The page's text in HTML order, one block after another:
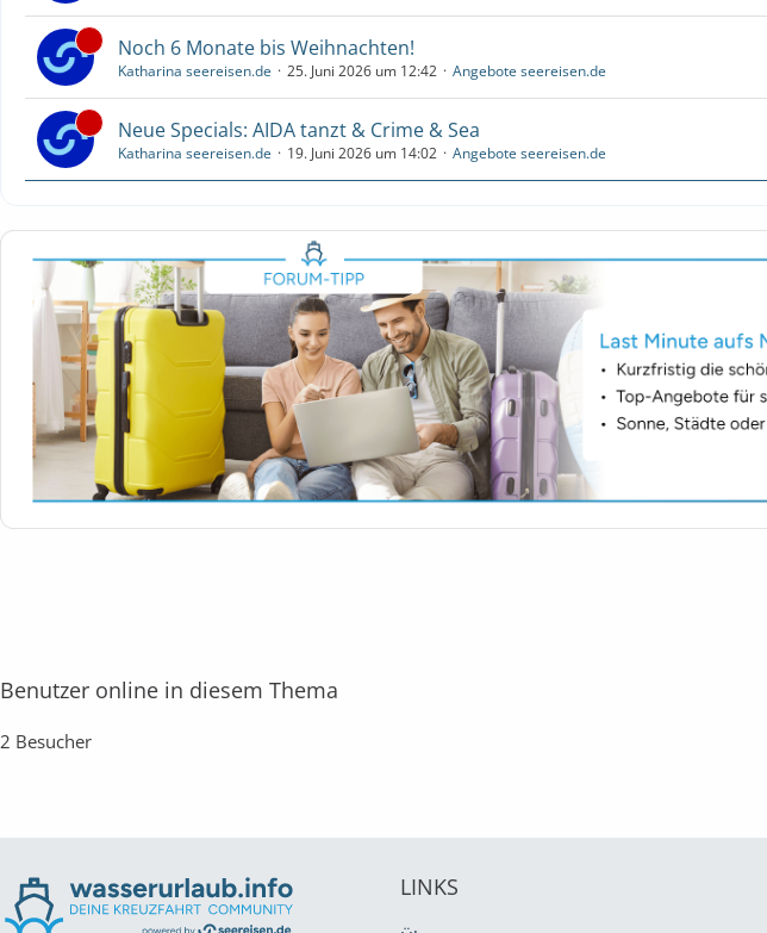
Noch 6 Monate bis Weihnachten!
Katharina seereisen.de 25. Juni 2026 um 12:42 Angebote seereisen.de
Neue Specials: AIDA tanzt & Crime & Sea
Katharina seereisen.de 19. Juni 2026 um 14:02 Angebote seereisen.de
Benutzer online in diesem Thema
2 Besucher
LINKS